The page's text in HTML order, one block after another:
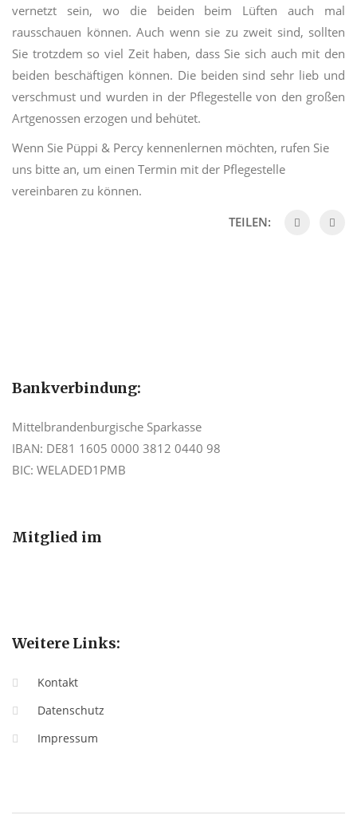
vernetzt sein, wo die beiden beim Lüften auch mal
rausschauen können. Auch wenn sie zu zweit sind, sollten
Sie trotzdem so viel Zeit haben, dass Sie sich auch mit den
beiden beschäftigen können. Die beiden sind sehr lieb und
verschmust und wurden in der Pflegestelle von den großen
Artgenossen erzogen und behütet.
Wenn Sie Püppi & Percy kennenlernen möchten, rufen Sie
uns bitte an, um einen Termin mit der Pflegestelle
vereinbaren zu können.
TEILEN:
Bankverbindung:
Mittelbrandenburgische Sparkasse
IBAN: DE81 1605 0000 3812 0440 98
BIC: WELADED1PMB
Mitglied im
Weitere Links:
Kontakt
Datenschutz
Impressum